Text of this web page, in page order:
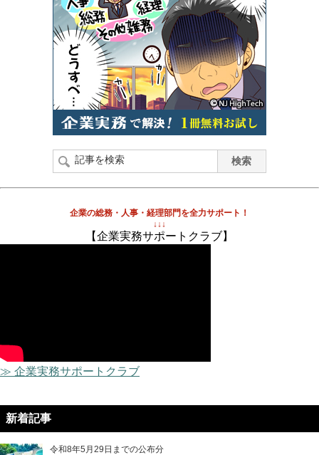
企業の総務・人事・経理部門を全力サポート！
↓↓↓
【企業実務サポートクラブ】
≫ 企業実務サポートクラブ
新着記事
令和8年5月29日までの公布分